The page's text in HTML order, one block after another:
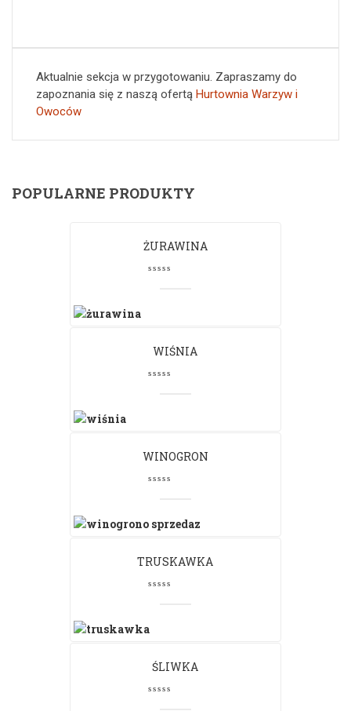
Aktualnie sekcja w przygotowaniu. Zapraszamy do
zapoznania się z naszą ofertą Hurtownia Warzyw i
Owoców
POPULARNE PRODUKTY
ŻURAWINA
WIŚNIA
WINOGRON
TRUSKAWKA
ŚLIWKA